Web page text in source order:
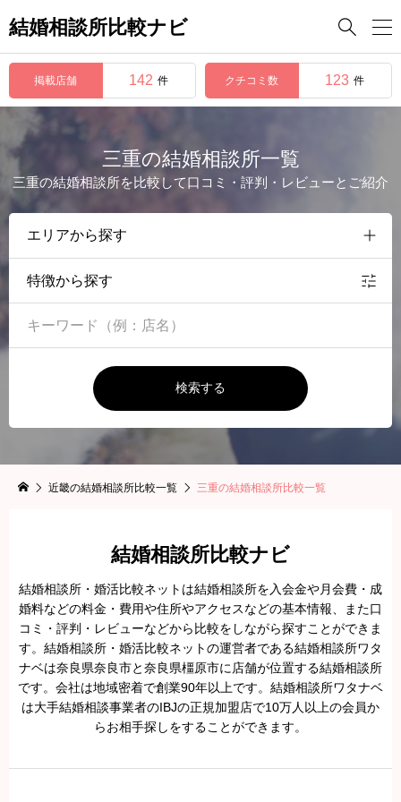
結婚相談所比較ナビ 
掲載店舗 142 件 クチコミ数 123 件
三重の結婚相談所一覧
三重の結婚相談所を比較して口コミ・評判・レビューとご紹介
特徴から探す
検索する
近畿の結婚相談所比較一覧 三重の結婚相談所比較一覧
結婚相談所比較ナビ
結婚相談所・婚活比較ネットは結婚相談所を入会金や月会費・成
婚料などの料金・費用や住所やアクセスなどの基本情報、また口
コミ・評判・レビューなどから比較をしながら探すことができま
す。結婚相談所・婚活比較ネットの運営者である結婚相談所ワタ
ナベは奈良県奈良市と奈良県橿原市に店舗が位置する結婚相談所
です。会社は地域密着で創業90年以上です。結婚相談所ワタナベ
は大手結婚相談事業者のIBJの正規加盟店で10万人以上の会員か
らお相手探しをすることができます。